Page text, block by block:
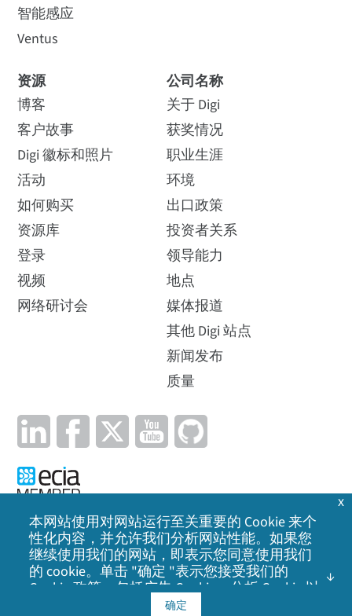
智能感应
Ventus
资源
博客
客户故事
Digi 徽标和照片
活动
如何购买
资源库
登录
视频
网络研讨会
公司名称
关于 Digi
获奖情况
职业生涯
环境
出口政策
投资者关系
领导能力
地点
媒体报道
其他 Digi 站点
新闻发布
质量
隐私政策 | Cookie 政策 | 法律声明 | 网站地图
2026 Digi International Inc. 保留所有权利。
本网站使用对网站运行至关重要的 Cookie 来个
性化内容，并允许我们分析网站性能。如果您
继续使用我们的网站，即表示您同意使用我们
的 cookie。单击 "确定 "表示您接受我们的
Cookie 政策 ，包括广告 Cookie、分析 Cookie 以
及与社交媒体、广告和分析合作伙伴共享信
确定
x